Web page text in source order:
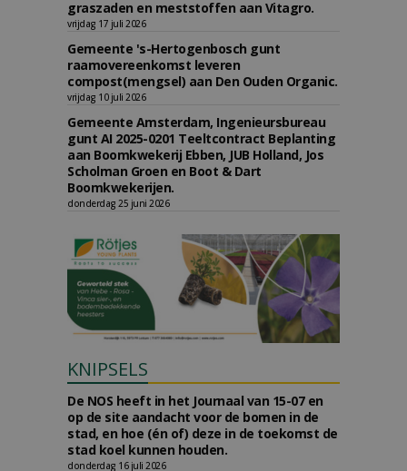
graszaden en meststoffen aan Vitagro.
vrijdag 17 juli 2026
Gemeente 's-Hertogenbosch gunt
raamovereenkomst leveren
compost(mengsel) aan Den Ouden Organic.
vrijdag 10 juli 2026
Gemeente Amsterdam, Ingenieursbureau
gunt AI 2025-0201 Teeltcontract Beplanting
aan Boomkwekerij Ebben, JUB Holland, Jos
Scholman Groen en Boot & Dart
Boomkwekerijen.
donderdag 25 juni 2026
KNIPSELS
De NOS heeft in het Journaal van 15-07 en
op de site aandacht voor de bomen in de
stad, en hoe (én of) deze in de toekomst de
stad koel kunnen houden.
donderdag 16 juli 2026